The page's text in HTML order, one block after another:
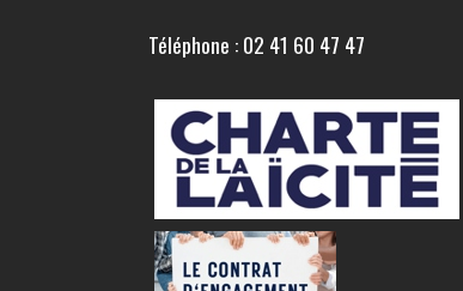
Téléphone : 02 41 60 47 47